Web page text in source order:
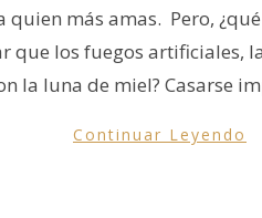
más amas. Pero,
que los fuegos artificiales,
la luna de miel? Casarse
Continuar Leyendo